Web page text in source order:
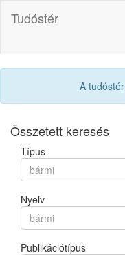
Tudóstér
A tudóstér
Összetett keresés
Típus
bármi
Nyelv
bármi
Publikációtípus